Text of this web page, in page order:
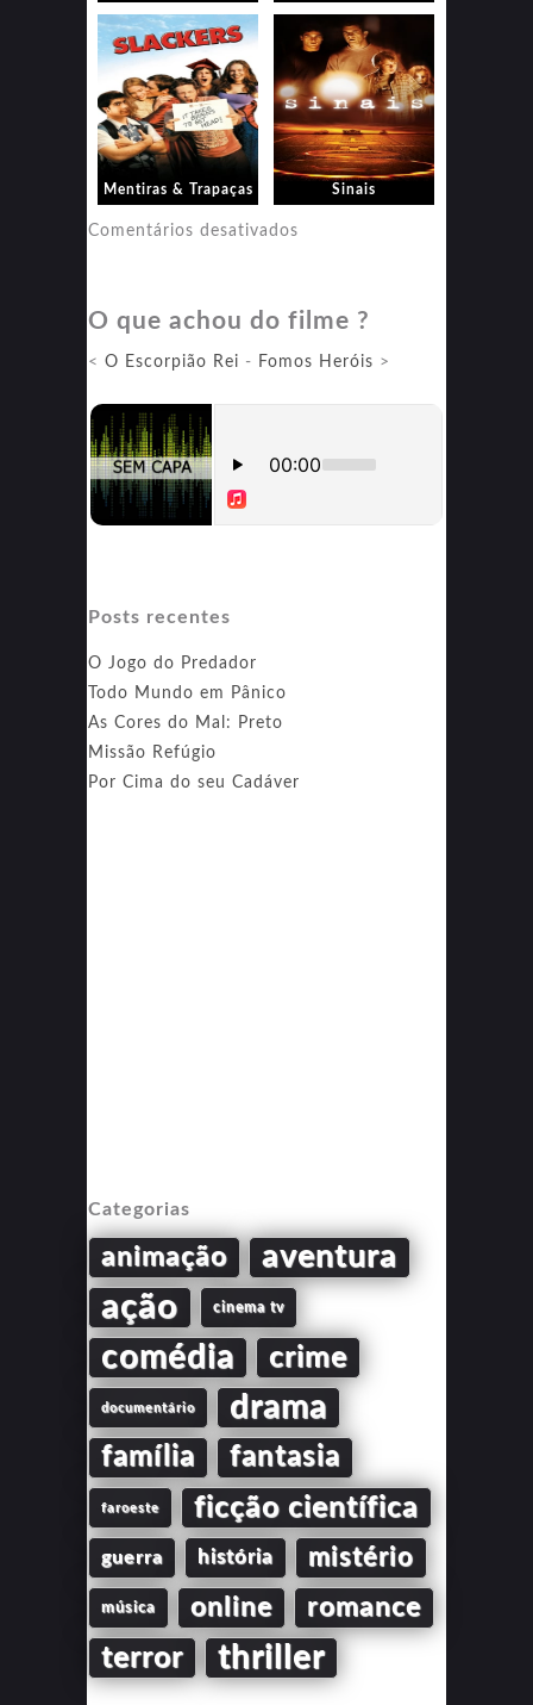
Mentiras & Trapaças Sinais
Comentários desativados
O que achou do filme ?
< O Escorpião Rei - Fomos Heróis >
Posts recentes
O Jogo do Predador
Todo Mundo em Pânico
As Cores do Mal: Preto
Missão Refúgio
Por Cima do seu Cadáver
Categorias
animação aventura
ação cinema tv
comédia crime
documentário drama
família fantasia
faroeste ficção científica
guerra história mistério
música online romance
terror thriller